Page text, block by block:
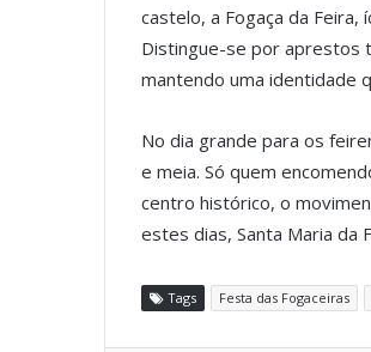
castelo, a Fogaça da Feira,
Distingue-se por aprestos
mantendo uma identidade
No dia grande para os
e meia. Só quem
centro histórico, o
estes dias, Santa Maria da
Tags Festa das Fogaceiras